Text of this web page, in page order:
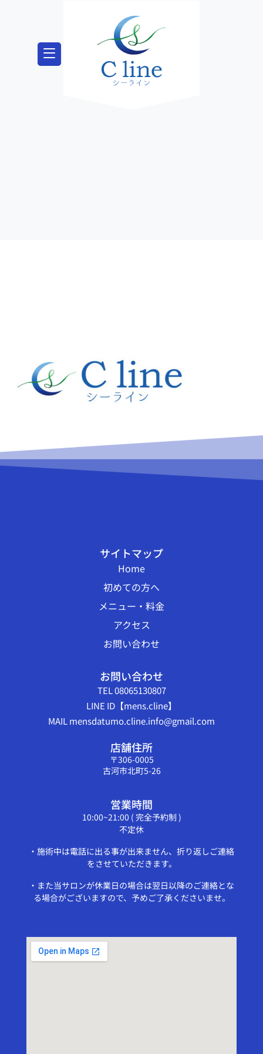
サイトマップ
Home
初めての方へ
メニュー・料金
アクセス
お問い合わせ
お問い合わせ
TEL 08065130807
LINE ID【mens.cline】
MAIL mensdatumo.cline.info@gmail.com
店舗住所
〒306-0005
古河市北町5-26
営業時間
10:00~21:00 ( 完全予約制 )
不定休
・施術中は電話に出る事が出来ません、折り返しご連絡
をさせていただきます。
・また当サロンが休業日の場合は翌日以降のご連絡とな
る場合がございますので、予めご了承くださいませ。